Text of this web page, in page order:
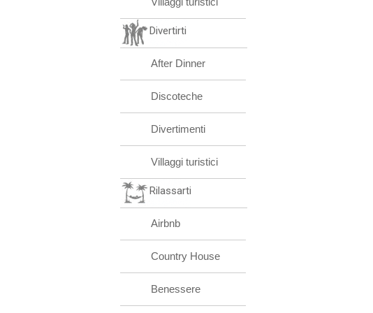
Divertirti
After Dinner
Discoteche
Divertimenti
Villaggi turistici
Rilassarti
Airbnb
Country House
Benessere